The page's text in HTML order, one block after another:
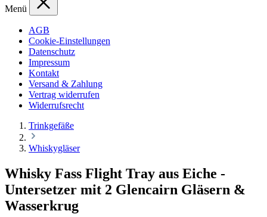
Menü
AGB
Cookie-Einstellungen
Datenschutz
Impressum
Kontakt
Versand & Zahlung
Vertrag widerrufen
Widerrufsrecht
Trinkgefäße
Whiskygläser
Whisky Fass Flight Tray aus Eiche -
Untersetzer mit 2 Glencairn Gläsern &
Wasserkrug